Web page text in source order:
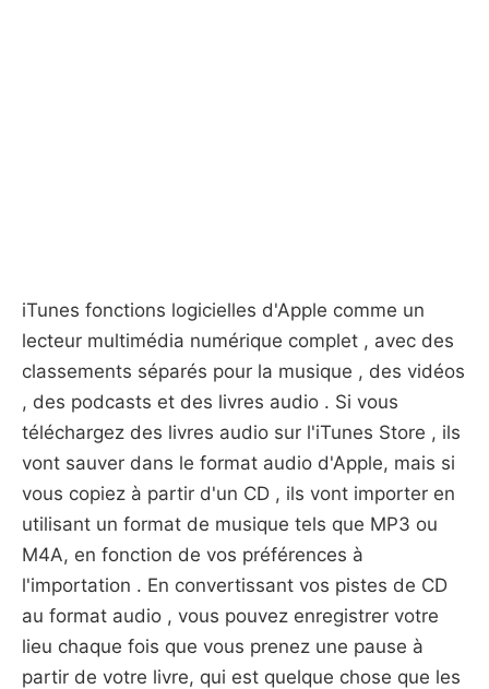
iTunes fonctions logicielles d'Apple comme un
lecteur multimédia numérique complet , avec des
classements séparés pour la musique , des vidéos
, des podcasts et des livres audio . Si vous
téléchargez des livres audio sur l'iTunes Store , ils
vont sauver dans le format audio d'Apple, mais si
vous copiez à partir d'un CD , ils vont importer en
utilisant un format de musique tels que MP3 ou
M4A, en fonction de vos préférences à
l'importation . En convertissant vos pistes de CD
au format audio , vous pouvez enregistrer votre
lieu chaque fois que vous prenez une pause à
partir de votre livre, qui est quelque chose que les